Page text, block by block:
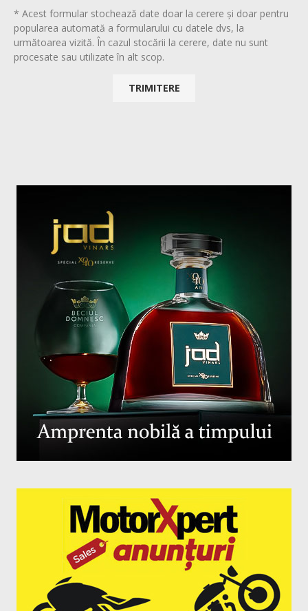
* Acest formular stochează date doar la cerere și doar pentru
popularea automată a formularului cu datele dvs, la
următoarea vizită. În cazul stocării la cerere, date nu sunt
procesate sau utilizate în alt scop.